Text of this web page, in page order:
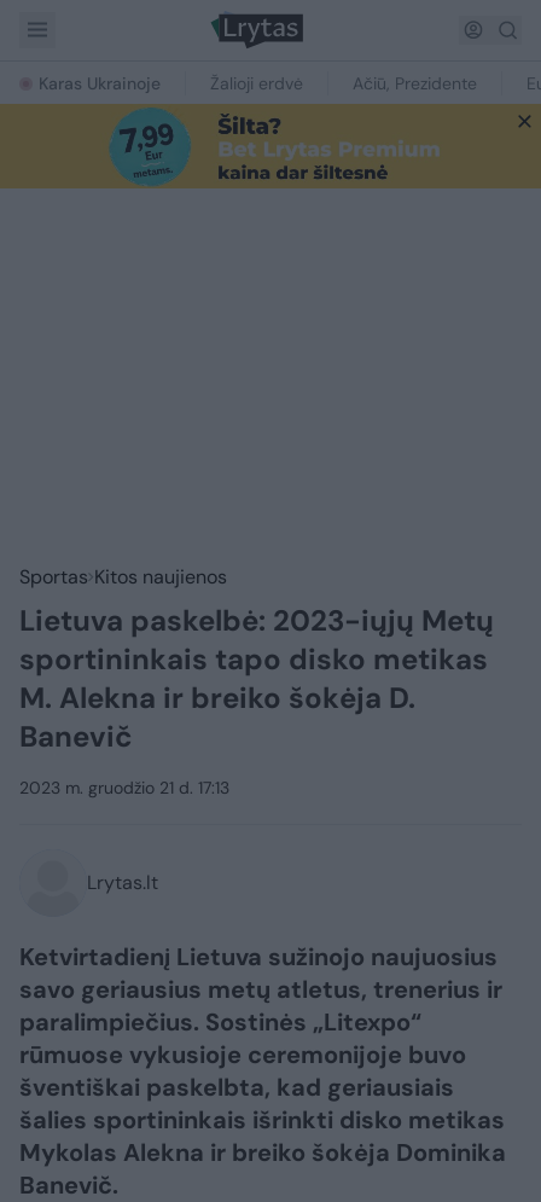
Karas Ukrainoje Žalioji erdvė Ačiū, Prezidente
Sportas Kitos naujienos
Lietuva paskelbė: 2023-iųjų Metų
sportininkais tapo disko metikas
M. Alekna ir breiko šokėja D.
Banevič
2023 m. gruodžio 21 d. 17:13
Lrytas.lt
Ketvirtadienį Lietuva sužinojo naujuosius
savo geriausius metų atletus, trenerius ir
paralimpiečius. Sostinės „Litexpo“
rūmuose vykusioje ceremonijoje buvo
šventiškai paskelbta, kad geriausiais
šalies sportininkais išrinkti disko metikas
Mykolas Alekna ir breiko šokėja Dominika
Banevič.